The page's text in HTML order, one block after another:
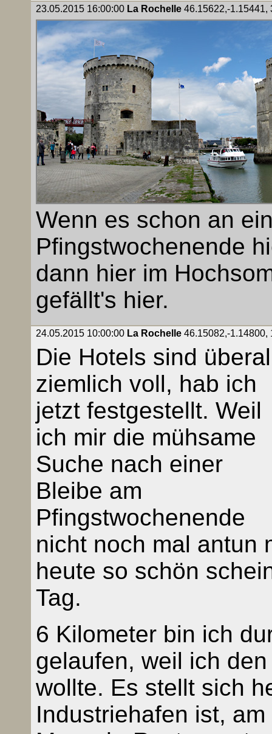
23.05.2015 16:00:00 La Rochelle46.15622,-1.15441,
Wenn es schon an
Pfingstwochenende
dann hier im
gefällt's hier.
24.05.2015 10:00:00 La Rochelle46.15082,-1.14800,
Die Hotels sind
ziemlich voll, hab ich
jetzt festgestellt. Weil
ich mir die mühsame
Suche nach einer
Bleibe am
Pfingstwochenende
nicht noch mal antun
heute so schön
Tag.
6 Kilometer bin ich
gelaufen, weil ich
wollte. Es stellt sich
Industriehafen ist,